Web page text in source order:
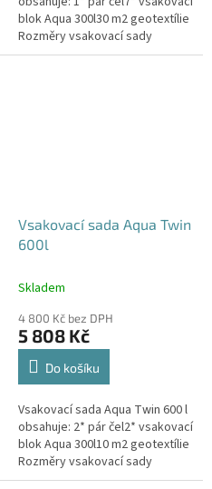
blok Aqua 300l30 m2 geotextílie
Rozměry vsakovací sady
840x80x52 cm Nosnost bloků až
Vsakovací sada Aqua Twin
600l
Skladem
4 800 Kč bez DPH
5 808 Kč
Do košíku
Vsakovací sada Aqua Twin 600 l
obsahuje: 2* pár čel2* vsakovací
blok Aqua 300l10 m2 geotextílie
Rozměry vsakovací sady
120x80x104 cm Nosnost bloků